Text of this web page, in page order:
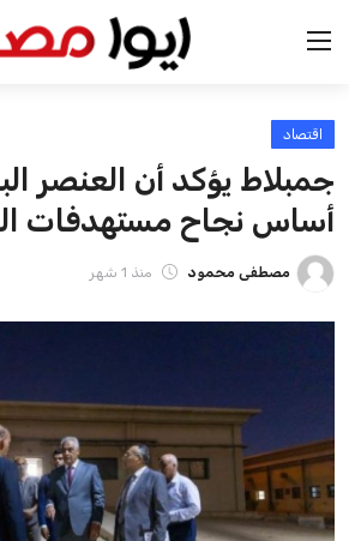
الرئيسية
اخبار مصر
عرب وعالم
منوعات
فن وثقافة
اقتصاد
جمبلاط يؤكد أن العنصر
أساس نجاح مستهدفات
مصطفى محمود منذ 1 شهر